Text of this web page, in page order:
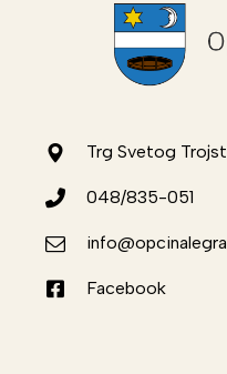
Trg Svetog
048/835-051
Facebook